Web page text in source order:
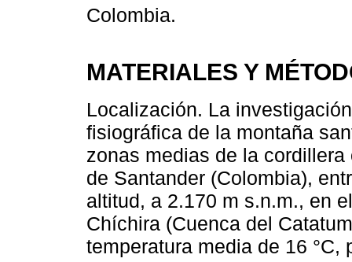
Colombia.
MATERIALES Y
Localización. La
fisiográfica de la montaña
zonas medias de la
de Santander (Colombia),
altitud, a 2.170 m s.n.m., en
Chíchira (Cuenca del
temperatura media de 16